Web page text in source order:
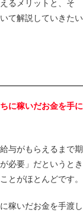
て解説していきたい
に稼いだお金を手に
与がもらえるまで期
必要」だというとき
とがほとんどです。
稼いだお金を手渡し